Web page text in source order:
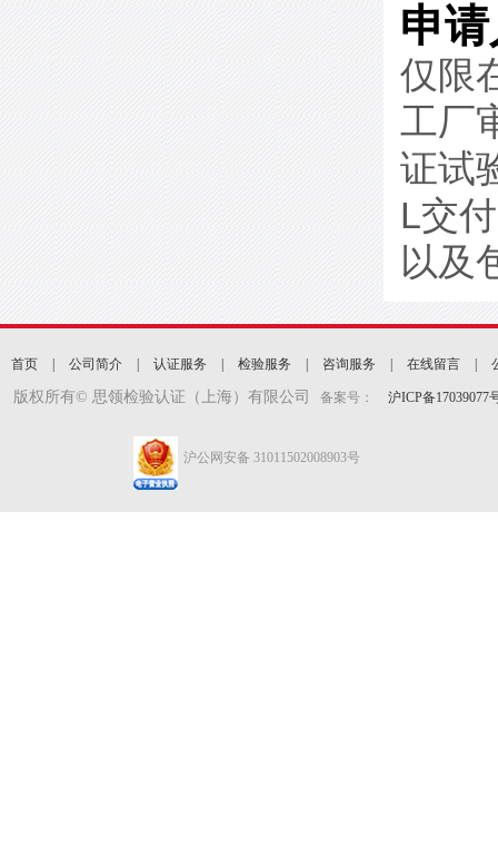
申
仅限
工厂
证试
L交
以及
首页 公司简介 认证服务 检验服务 咨询服务 在线留言
版权所有© 思领检验认证（上海）有限公司 备案号： 沪ICP备17039077
沪公网安备 31011502008903号